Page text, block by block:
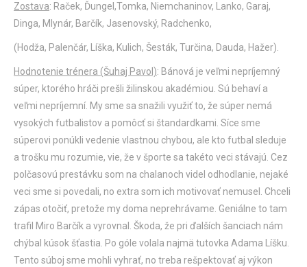
Zostava: Raček, Ďungel,Tomka, Niemchaninov, Lanko, Garaj,
Dinga, Mlynár, Barčík, Jasenovský, Radchenko,
(Hodža, Palenčár, Líška, Kulich, Šesták, Turčina, Dauda, Hažer).
Hodnotenie trénera (Šuhaj Pavol): Bánová je veľmi nepríjemný
súper, ktorého hráči prešli žilinskou akadémiou. Sú behaví a
veľmi nepríjemní. My sme sa snažili využiť to, že súper nemá
vysokých futbalistov a pomôcť si štandardkami. Síce sme
súperovi ponúkli vedenie vlastnou chybou, ale kto futbal sleduje
a trošku mu rozumie, vie, že v športe sa takéto veci stávajú. Cez
polčasovú prestávku som na chalanoch videl odhodlanie, nejaké
veci sme si povedali, no extra som ich motivovať nemusel. Chceli
zápas otočiť, pretože my doma neprehrávame. Geniálne to tam
trafil Miro Barčík a vyrovnal. Škoda, že pri ďalších šanciach nám
chýbal kúsok šťastia. Po góle volala najmä tutovka Adama Líšku.
Tento súboj sme mohli vyhrať, no treba rešpektovať aj výkon